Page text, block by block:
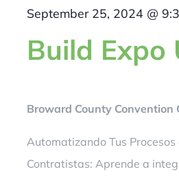
September 25, 2024 @
Build Expo
Broward County Convention
Automatizando Tus
Contratistas: Aprende a